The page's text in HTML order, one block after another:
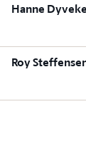
Hanne
Roy